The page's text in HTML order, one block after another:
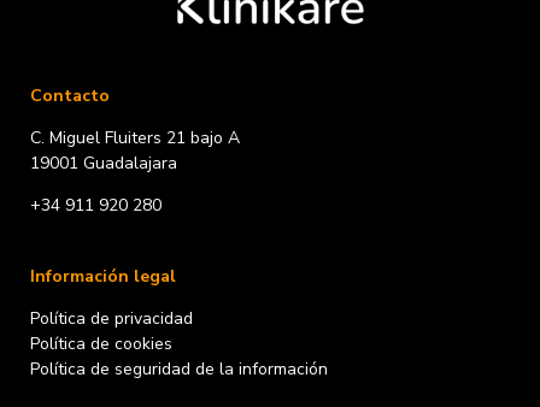
Contacto
C. Miguel Fluiters 21 bajo A
19001 Guadalajara
+34 911 920 280
Información legal
Política de privacidad
Política de cookies
Política de seguridad de la información